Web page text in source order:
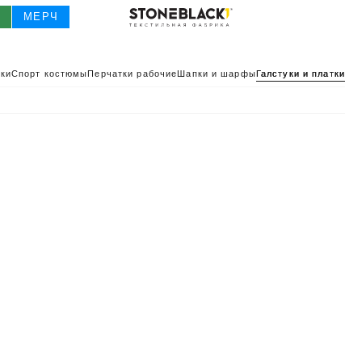
МЕРЧ
Спорт костюмыПерчатки рабочиеШапки и шарфыГалстуки и платки